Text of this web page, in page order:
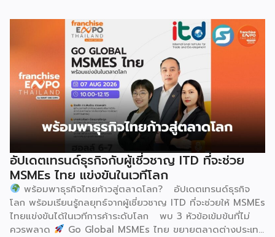
ผ่านชามใส่น้ำที่วางเรียงเอาไว้ โดยต้องทรงตัวด้วยความแม่นยำ
อย่างน่าอัศจรรย์ พร้อมรังสรรค์ลีลาท่ารำอันตื่นตาตื่นใจ ไม่ว่าจะ
เป็นท่านางแอ่นบิน พีระมิดมนุษย์ หรือท่ามังกรพลิกกาย การ
ผสานท่วงทำนอง การเคลื่อนไหว ลมหายใจ และพละกำลังเข้าด้วย
กันอย่างสมบูรณ์แบบนี้เอง ที่หล่อหลอมให้เกิดเป็นสุนทรียศาสตร์
อันเป็นเอกลักษณ์ของศิลปะโบราณชนิดนี้ นับตั้งแต่คริสต์
ทศวรรษ 1990 เป็นต้นมา กุนซานจูได้รับการยอมรับอย่างกว้าง
ขวางทั้งในและต่างประเทศ […]
Ecosystem (ขับเคลื่อนด้วยเทคโนโลยี มุ่งกระชับความร่วมมือ
สร้างระบบนิเวศอุตสาหกรรมนมโลกอย่างยั่งยืน) ถือเป็นเวทีระดับ
โลกที่รวบรวมผู้นำจากสมาคมการค้านานาชาติ นักวิชาการ และผู้
บริหารระดับสูงตลอดห่วงโซ่คุณค่าของอุตสาหกรรมนมทั่วโลก
ฮูฮอตขึ้นแท่นเมืองหลวงแห่งอุตสาหกรรมนมโลกอย่างเป็น
ทางการ ในพิธีเปิดการประชุม สหพันธ์วิทยาศาสตร์และ
เทคโนโลยีการอาหารนานาชาติ (IUFoST) ได้มอบป้ายประกาศ
เกียรติคุณและรางวัลที่ระลึก เพื่อรับรองให้เมืองฮูฮอตดำรง
ตำแหน่ง World Dairy Capital หรือเมืองหลวงแห่ง
อุตสาหกรรมนมโลก อย่างเป็นทางการ ดร.ภาวิณี ชินะโชติ
ประธานบริหาร IUFoST กล่าวในพิธีเปิดว่า การมอบตำแหน่งดัง
กล่าวถือเป็นสัญญาณแห่งความสำเร็จที่สะท้อนความมุ่งมั่นทุ่มเท
ของเมืองฮูฮอตในการยกระดับอุตสาหกรรมนม พร้อมกล่าวเสริม
ว่า รางวัลอันทรงเกียรตินี้ยังมุ่งหวังให้เป็นแรงขับเคลื่อนแก่
องค์กรระดับแถวหน้าอย่าง Yili Group […]
อัปเดตเทรนด์ธุรกิจกับผู้เชี่วชาญ ITD ที่จะช่วย
MSMEs ไทย แข่งขันในเวทีโลก
พร้อมพาธุรกิจไทยก้าวสู่ตลาดโลก? อัปเดตเทรนด์ธุรกิจ
โลก พร้อมเรียนรู้กลยุทธ์จากผู้เชี่ยวชาญ ITD ที่จะช่วยให้ MSMEs
ไทยแข่งขันได้ในเวทีการค้าระดับโลก พบ 3 หัวข้อเข้มข้นที่ไม่
ควรพลาด
Go Global MSMEs ไทย ขยายตลาดต่างประเทศ